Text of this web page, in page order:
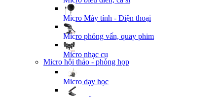
Micro Máy tính - Điện thoại
Micro phỏng vấn, quay phim
Micro nhạc cụ
Micro hội thảo - phòng họp
Micro dạy học